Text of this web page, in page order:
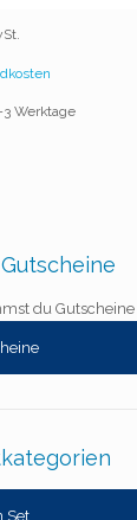
Werktage
du
Set